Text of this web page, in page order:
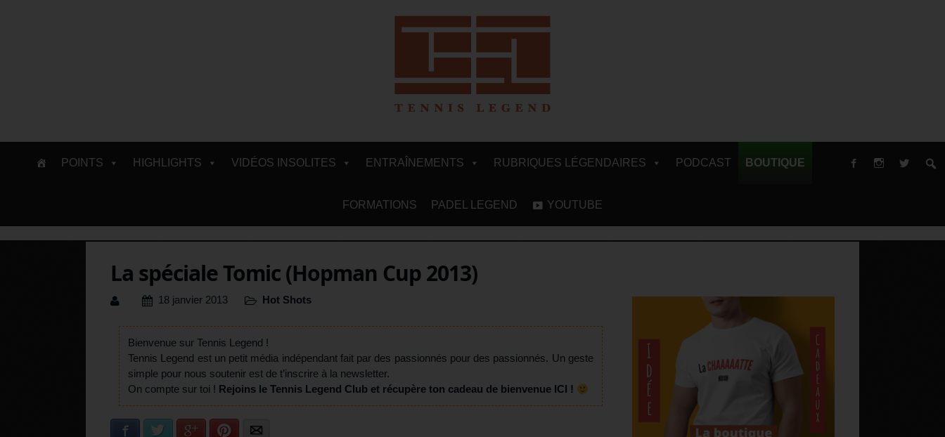
POINTS HIGHLIGHTS VIDÉOS INSOLITES ENTRAÎNEMENTS RUBRIQUES LÉGENDAIRES PODCAST BOUTIQUE
FORMATIONS PADEL LEGEND YOUTUBE
La spéciale Tomic (Hopman Cup 2013)
18 janvier 2013 Hot Shots
Bienvenue sur Tennis Legend !
Tennis Legend est un petit média indépendant fait par des passionnés pour des passionnés. Un geste
simple pour nous soutenir est de t’inscrire à la newsletter.
On compte sur toi ! Rejoins le Tennis Legend Club et récupère ton cadeau de bienvenue ICI !
Facebook Twitter Google+ Pinterest